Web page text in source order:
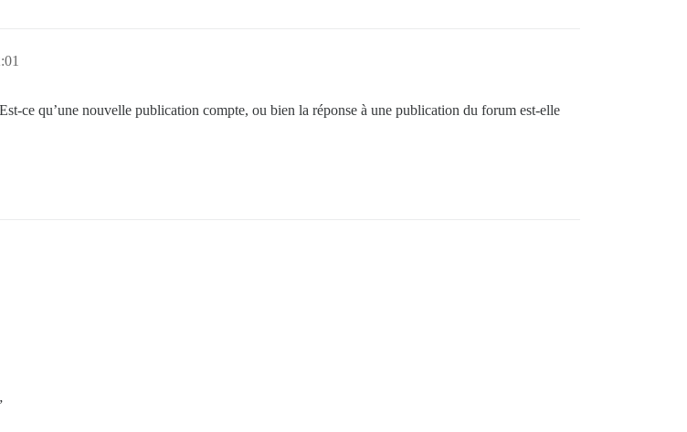
ce qu’une nouvelle publication compte, ou bien la réponse à une publication du forum est-elle